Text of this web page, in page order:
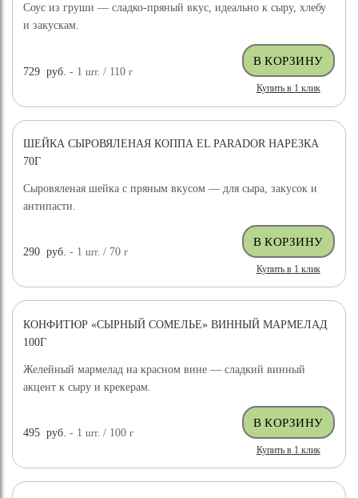
Соус из груши — сладко-пряный вкус, идеально к сыру, хлебу
и закускам.
729 руб. - 1шт. / 110г
Купить в 1 клик
ШЕЙКА СЫРОВЯЛЕНАЯ КОППА EL PARADOR НАРЕЗКА
70Г
Сыровяленая шейка с пряным вкусом — для сыра, закусок и
антипасти.
290 руб. - 1шт. / 70г
Купить в 1 клик
КОНФИТЮР «СЫРНЫЙ СОМЕЛЬЕ» ВИННЫЙ МАРМЕЛАД
100Г
Желейный мармелад на красном вине — сладкий винный
акцент к сыру и крекерам.
495 руб. - 1шт. / 100г
Купить в 1 клик